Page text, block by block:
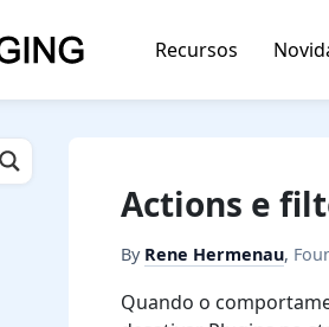
Recursos
Actions e
By Rene Hermenau,
Quando o